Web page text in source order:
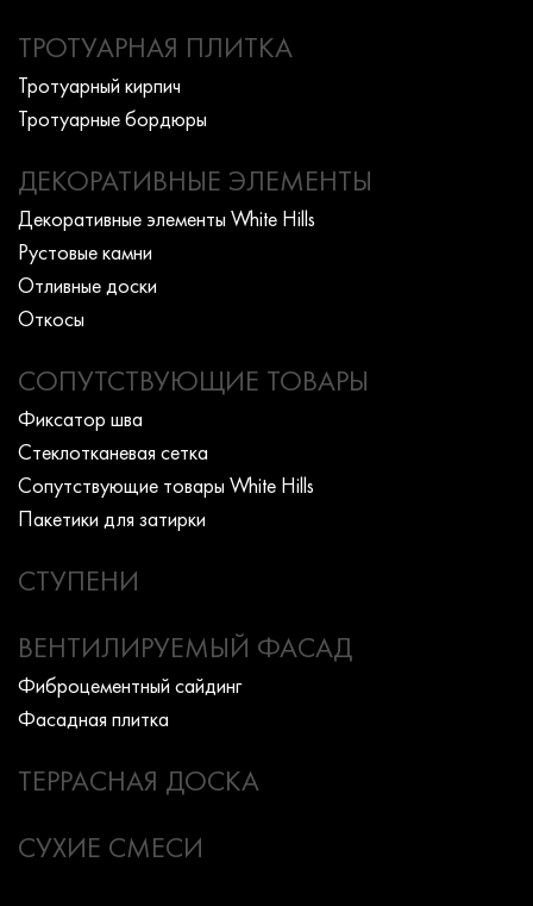
ТРОТУАРНАЯ ПЛИТКА
Тротуарный кирпич
Тротуарные бордюры
ДЕКОРАТИВНЫЕ ЭЛЕМЕНТЫ
Декоративные элементы White Hills
Рустовые камни
Отливные доски
Откосы
СОПУТСТВУЮЩИЕ ТОВАРЫ
Фиксатор шва
Стеклотканевая сетка
Сопутствующие товары White Hills
Пакетики для затирки
СТУПЕНИ
ВЕНТИЛИРУЕМЫЙ ФАСАД
Фиброцементный сайдинг
Фасадная плитка
ТЕРРАСНАЯ ДОСКА
СУХИЕ СМЕСИ